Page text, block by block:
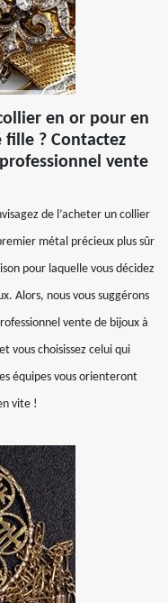
en or pour en
? Contactez
vente
de l’acheter un collier
métal précieux plus sûr
pour laquelle vous décidez
Alors, nous vous suggérons
vente de bijoux à
vous choisissez celui qui
équipes vous orienteront
vite !